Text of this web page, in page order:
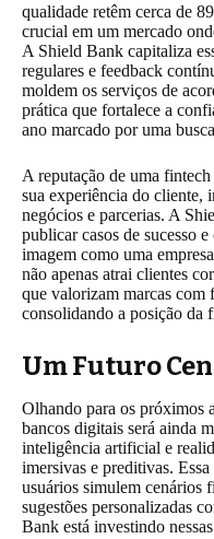
qualidade retêm cerca de
crucial em um mercado
A Shield Bank capitaliza
regulares e feedback
moldem os serviços de
prática que fortalece a
ano marcado por uma
A reputação de uma
sua experiência do cliente,
negócios e parcerias. A
publicar casos de sucesso
imagem como uma
não apenas atrai clientes
que valorizam marcas com
consolidando a posição da
Um Futuro
Olhando para os próximos
bancos digitais será ainda
inteligência artificial e
imersivas e preditivas.
usuários simulem cenários
sugestões personalizadas
Bank está investindo